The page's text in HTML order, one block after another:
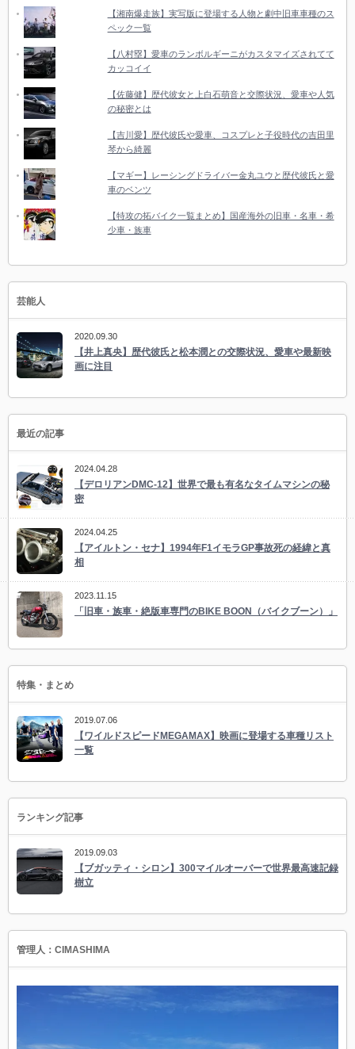
【湘南爆走族】実写版に登場する人物と劇中旧車車種のス
ペック一覧
【八村塁】愛車のランボルギーニがカスタマイズされてて
カッコイイ
【佐藤健】歴代彼女と上白石萌音と交際状況、愛車や人気
の秘密とは
【吉川愛】歴代彼氏や愛車、コスプレと子役時代の吉田里
琴から綺麗
【マギー】レーシングドライバー金丸ユウと歴代彼氏と愛
車のベンツ
【特攻の拓バイク一覧まとめ】国産海外の旧車・名車・希
少車・族車
芸能人
2020.09.30
【井上真央】歴代彼氏と松本潤との交際状況、愛車や最新映
画に注目
最近の記事
2024.04.28
【デロリアンDMC-12】世界で最も有名なタイムマシンの秘
密
2024.04.25
【アイルトン・セナ】1994年F1イモラGP事故死の経緯と真
相
2023.11.15
「旧車・族車・絶版車専門のBIKE BOON（バイクブーン）」
特集・まとめ
2019.07.06
【ワイルドスピードMEGAMAX】映画に登場する車種リスト
一覧
ランキング記事
2019.09.03
【ブガッティ・シロン】300マイルオーバーで世界最高速記録
樹立
管理人：CIMASHIMA